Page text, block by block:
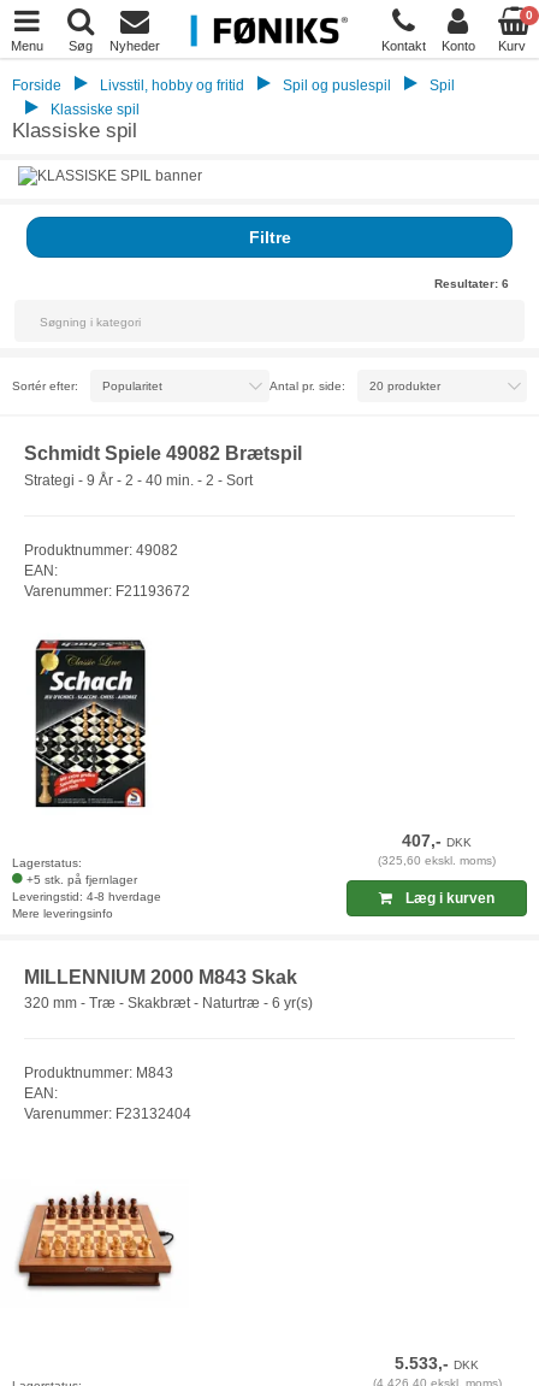
Menu Søg Nyheder Kontakt Konto
0
Kurv
Forside Livsstil, hobby og fritid Spil og puslespil
Spil
Klassiske spil
Klassiske spil
Filtre
Resultater: 6
Sortér efter: Antal pr. side:
Schmidt Spiele 49082 Brætspil
Strategi - 9 År - 2 - 40 min. - 2 - Sort
Produktnummer: 49082
EAN:
Varenummer: F21193672
Lagerstatus:
+5 stk. på fjernlager
Leveringstid: 4-8 hverdage
Mere leveringsinfo
407,-DKK
(325,60 ekskl. moms)
Læg i kurven
MILLENNIUM 2000 M843 Skak
320 mm - Træ - Skakbræt - Naturtræ - 6 yr(s)
Produktnummer: M843
EAN:
Varenummer: F23132404
5.533,-DKK
(4.426,40 ekskl. moms)